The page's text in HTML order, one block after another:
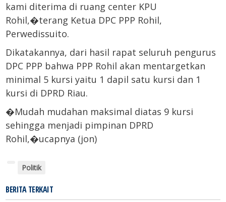
kami diterima di ruang center KPU
Rohil,�terang Ketua DPC PPP Rohil,
Perwedissuito.
Dikatakannya, dari hasil rapat seluruh pengurus
DPC PPP bahwa PPP Rohil akan mentargetkan
minimal 5 kursi yaitu 1 dapil satu kursi dan 1
kursi di DPRD Riau.
�Mudah mudahan maksimal diatas 9 kursi
sehingga menjadi pimpinan DPRD
Rohil,�ucapnya (jon)
Politik
BERITA TERKAIT